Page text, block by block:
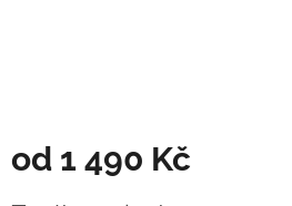
mně
od 1 490 Kč